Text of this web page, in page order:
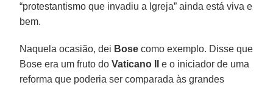
“protestantismo que invadiu a Igreja” ainda está viva e
bem.
Naquela ocasião, dei Bose como exemplo. Disse que
Bose era um fruto doVaticano II
e o iniciador de uma
reforma que poderia ser comparada às grandes